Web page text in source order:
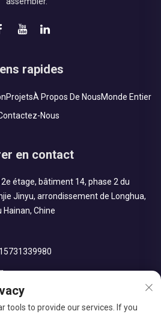
rapides
ProjetsÀ Propos De NousMonde Entier
Nous
en contact
étage, bâtiment 14, phase 2 du
Jinyu, arrondissement de Longhua,
Hainan, Chine
tools to provide our services. If you